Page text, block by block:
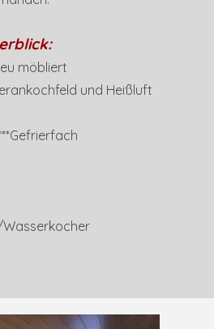
möbliert
und Heißluft